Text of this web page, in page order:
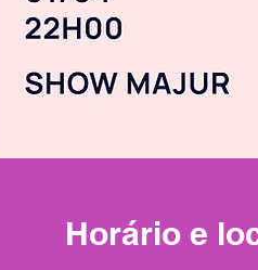
Horário e